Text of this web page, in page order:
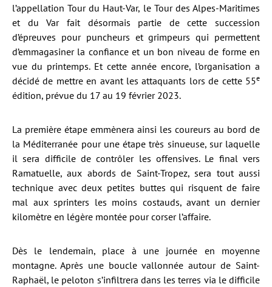
l’appellation Tour du Haut-Var, le Tour des Alpes-Maritimes
et du Var fait désormais partie de cette succession
d’épreuves pour puncheurs et grimpeurs qui permettent
d’emmagasiner la confiance et un bon niveau de forme en
vue du printemps. Et cette année encore, l’organisation a
décidé de mettre en avant les attaquants lors de cette 55e
édition, prévue du 17 au 19 février 2023.
La première étape emmènera ainsi les coureurs au bord de
la Méditerranée pour une étape très sinueuse, sur laquelle
il sera difficile de contrôler les offensives. Le final vers
Ramatuelle, aux abords de Saint-Tropez, sera tout aussi
technique avec deux petites buttes qui risquent de faire
mal aux sprinters les moins costauds, avant un dernier
kilomètre en légère montée pour corser l’affaire.
Dès le lendemain, place à une journée en moyenne
montagne. Après une boucle vallonnée autour de Saint-
Raphaël, le peloton s’infiltrera dans les terres via le difficile